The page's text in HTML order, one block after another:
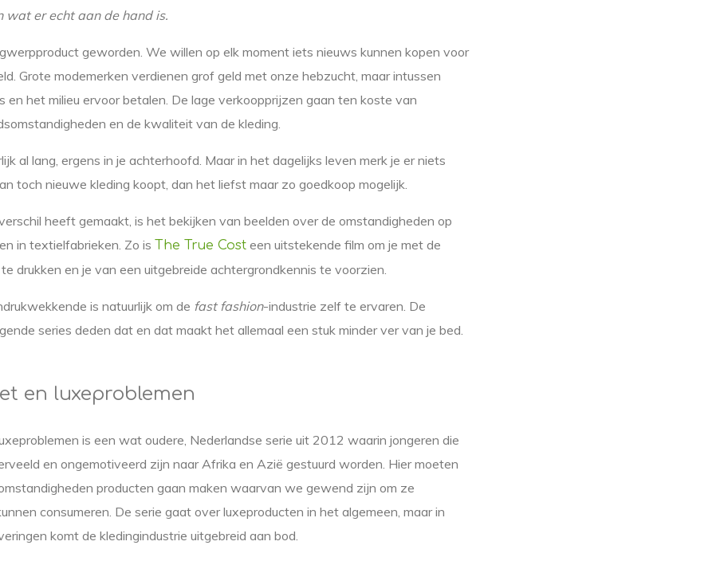
wat er echt aan de hand is.
geworden. We willen op elk moment iets nieuws kunnen kopen voor
Grote modemerken verdienen grof geld met onze hebzucht, maar intussen
en het milieu ervoor betalen. De lage verkoopprijzen gaan ten koste van
en de kwaliteit van de kleding.
al lang, ergens in je achterhoofd. Maar in het dagelijks leven merk je er niets
toch nieuwe kleding koopt, dan het liefst maar zo goedkoop mogelijk.
heeft gemaakt, is het bekijken van beelden over de omstandigheden op
in textielfabrieken. Zo is The True Cost een uitstekende film om je met de
drukken en je van een uitgebreide achtergrondkennis te voorzien.
is natuurlijk om de fast fashion-industrie zelf te ervaren. De
series deden dat en dat maakt het allemaal een stuk minder ver van je bed.
en luxeproblemen
is een wat oudere, Nederlandse serie uit 2012 waarin jongeren die
en ongemotiveerd zijn naar Afrika en Azië gestuurd worden. Hier moeten
producten gaan maken waarvan we gewend zijn om ze
consumeren. De serie gaat over luxeproducten in het algemeen, maar in
komt de kledingindustrie uitgebreid aan bod.